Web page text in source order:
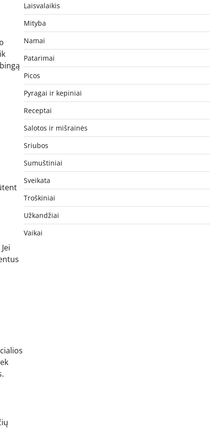
Laisvalaikis
Mityba
Namai
Patarimai
Picos
Pyragai ir kepiniai
Receptai
Salotos ir mišrainės
Sriubos
Sumuštiniai
Sveikata
Troškiniai
Užkandžiai
Vaikai